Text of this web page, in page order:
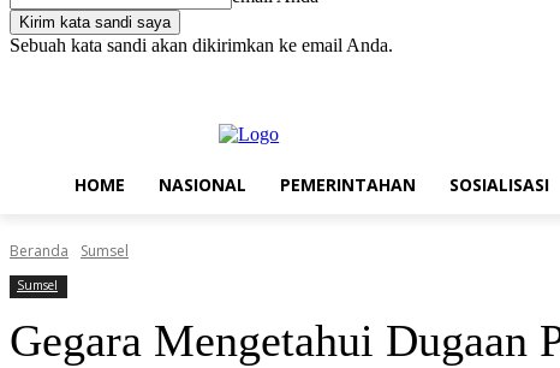
Sebuah kata sandi akan dikirimkan ke email Anda.
HOME NASIONAL PEMERINTAHAN SOSIALISASI
Beranda Sumsel
Sumsel
Gegara Mengetahui Dugaan